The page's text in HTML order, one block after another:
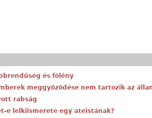
és fölény
meggyőződése nem tartozik az
rabság
e lelkiismerete egy ateistának?